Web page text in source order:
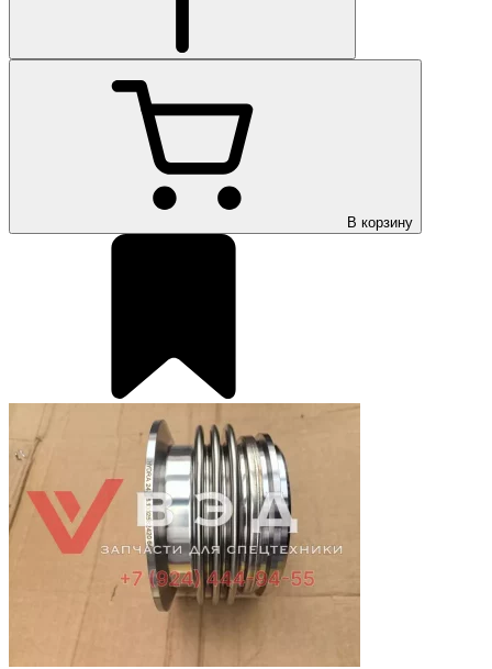
В корзину